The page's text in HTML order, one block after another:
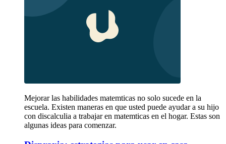
Mejorar las habilidades matemticas no solo sucede en la
escuela. Existen maneras en que usted puede ayudar a su hijo
con discalculia a trabajar en matemticas en el hogar. Estas son
algunas ideas para comenzar.